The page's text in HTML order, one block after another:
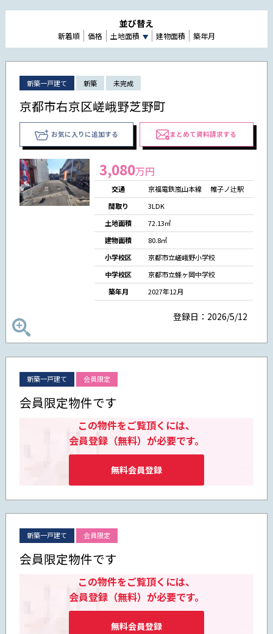
並び替え
新着順 価格 土地面積 建物面積 築年月
新築一戸建て 新築 未完成
京都市右京区嵯峨野芝野町
お気に入りに追加する まとめて資料請求する
3,080万円
交通
京福電鉄嵐山本線 帷子ノ辻駅
間取り
3LDK
土地面積
72.13㎡
建物面積
80.8㎡
小学校区
京都市立嵯峨野小学校
中学校区
京都市立蜂ヶ岡中学校
築年月
2027年12月
登録日：2026/5/12
新築一戸建て 会員限定
会員限定物件です
この物件をご覧頂くには、
会員登録（無料）が必要です。
無料会員登録
新築一戸建て 会員限定
会員限定物件です
この物件をご覧頂くには、
会員登録（無料）が必要です。
無料会員登録